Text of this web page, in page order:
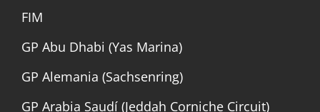
FIM
GP Abu Dhabi (Yas Marina)
GP Alemania (Sachsenring)
GP Arabia Saudí (Jeddah Corniche Circuit)